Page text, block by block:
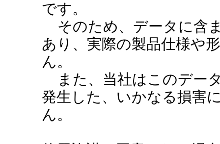
です。
そのため、データに含
あり、実際の製品仕様や
ん。
また、当社はこのデー
発生した、いかなる損害
ん。